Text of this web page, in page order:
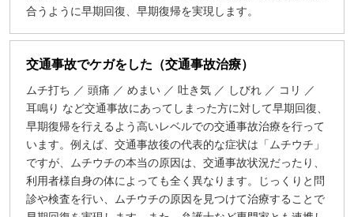
合うように早期回復、早期復帰を実現します。
交通事故でケガをした（交通事故治療）
ムチ打ち ／ 頭痛 ／ めまい ／ 吐き気 ／ しびれ ／ コリ ／
耳鳴り など交通事故にあってしまった方に対して早期回復、
早期復帰を行えるよう高いレベルでの交通事故治療を行って
います。例えば、交通事故後の代表的な症状は「ムチウチ」
ですが、ムチウチの本当の原因は、交通事故状況だったり、
利用者様自身の体によっても全く異なります。じっくりと問
診や検査を行い、ムチウチの原因を見つけて治療することで